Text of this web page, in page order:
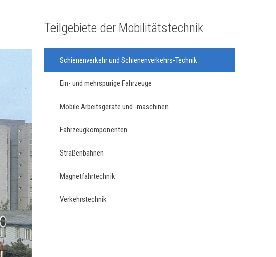
Teilgebiete der Mobilitätstechnik
Schienenverkehr und Schienenverkehrs-Technik
Ein- und mehrspurige Fahrzeuge
Mobile Arbeitsgeräte und -maschinen
Fahrzeugkomponenten
Straßenbahnen
Magnetfahrtechnik
Verkehrstechnik